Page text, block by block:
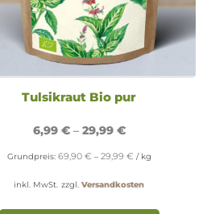
Tulsikraut Bio pur
6,99 €– 29,99 €
Grundpreis: 69,90 € – 29,99 € / kg
inkl. MwSt. zzgl. Versandkosten